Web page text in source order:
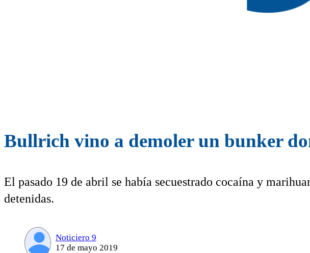
Bullrich vino a demoler un bunker
El pasado 19 de abril se había secuestrado cocaína y
detenidas.
Noticiero 9
17 de mayo 2019